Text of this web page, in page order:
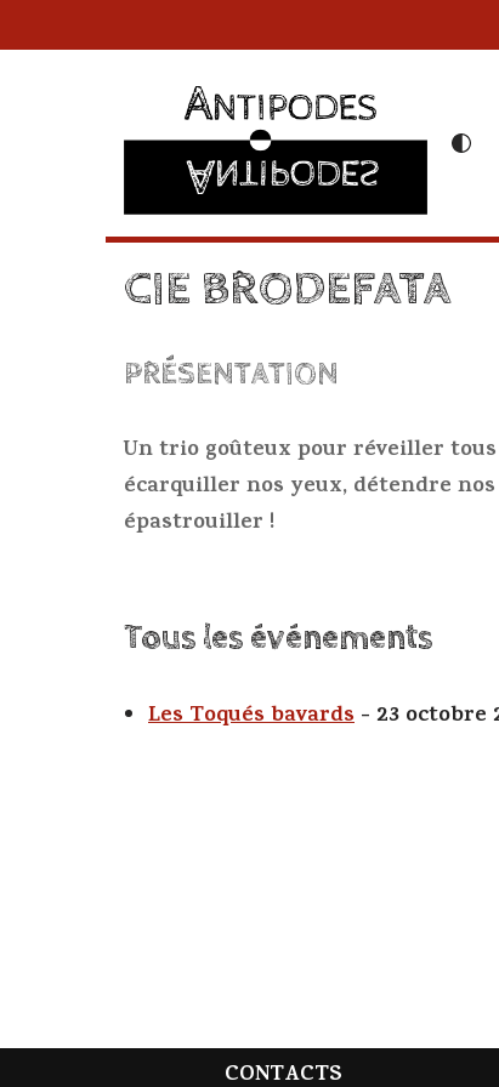
CIE BRODEFATA
PRÉSENTATION
Un trio goûteux pour réveiller
écarquiller nos yeux, détendre
épastrouiller !
Tous les événements
Les Toqués bavards - 23 octobre
CONTACTS